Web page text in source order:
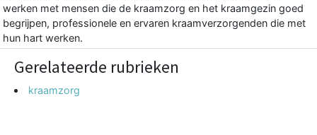
werken met mensen die de kraamzorg en het kraamgezin goed
begrijpen, professionele en ervaren kraamverzorgenden die met
hun hart werken.
Gerelateerde rubrieken
kraamzorg